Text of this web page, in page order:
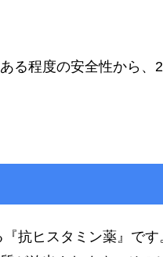
る程度の安全性から、
抗ヒスタミン薬』で